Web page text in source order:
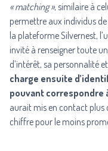
« matching », similaire à
permettre aux individus
la plateforme Silvernest,
invité à renseigner toute
d’intérêt, sa personnalité
charge ensuite
pouvant correspondre
aurait mis en contact plus
chiffre pour le moins